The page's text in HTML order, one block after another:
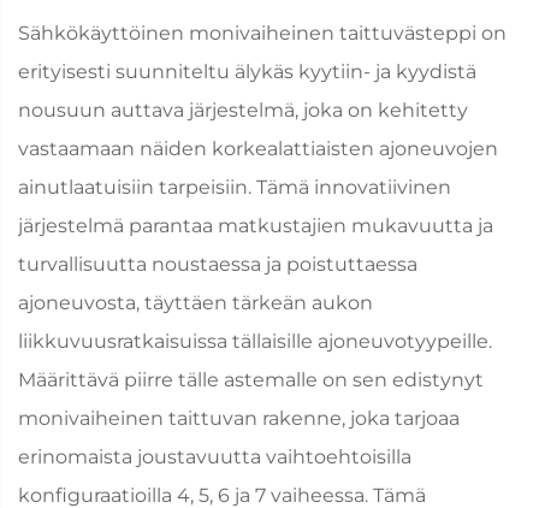
Sähkökäyttöinen monivaiheinen taittuvästeppi on
erityisesti suunniteltu älykäs kyytiin- ja kyydistä
nousuun auttava järjestelmä, joka on kehitetty
vastaamaan näiden korkealattiaisten ajoneuvojen
ainutlaatuisiin tarpeisiin. Tämä innovatiivinen
järjestelmä parantaa matkustajien mukavuutta ja
turvallisuutta noustaessa ja poistuttaessa
ajoneuvosta, täyttäen tärkeän aukon
liikkuvuusratkaisuissa tällaisille ajoneuvotyypeille.
Määrittävä piirre tälle astemalle on sen edistynyt
monivaiheinen taittuvan rakenne, joka tarjoaa
erinomaista joustavuutta vaihtoehtoisilla
konfiguraatioilla 4, 5, 6 ja 7 vaiheessa. Tämä